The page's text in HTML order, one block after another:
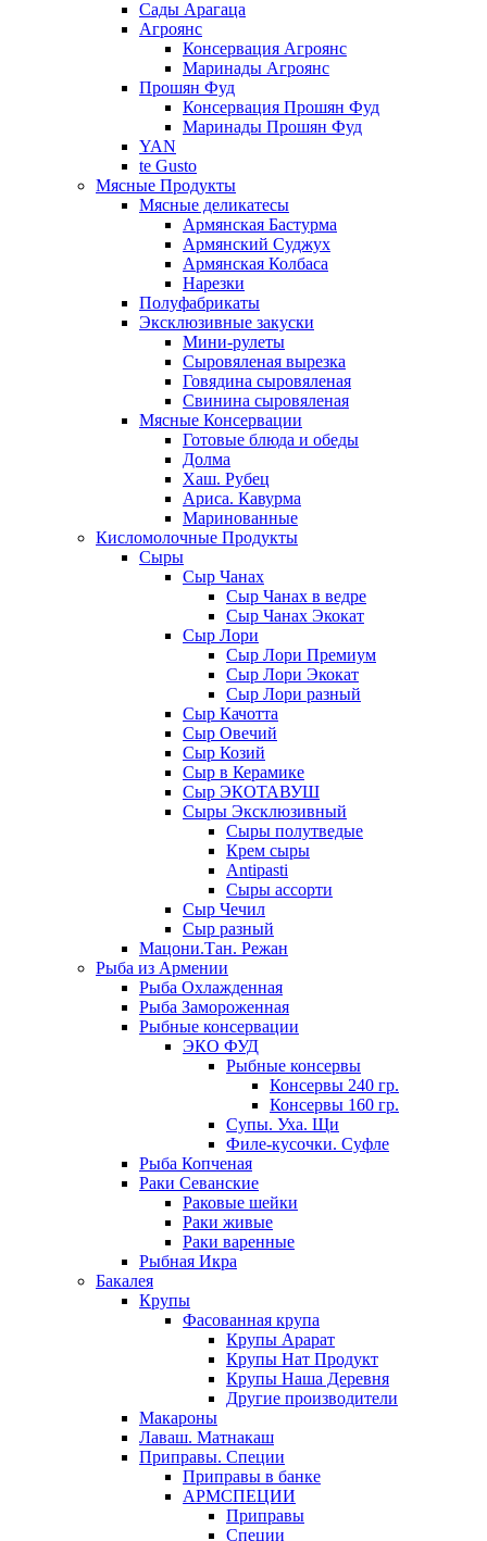
Сады Арагаца
Агроянс
Консервация Агроянс
Маринады Агроянс
Прошян Фуд
Консервация Прошян Фуд
Маринады Прошян Фуд
YAN
te Gusto
Мясные Продукты
Мясные деликатесы
Армянская Бастурма
Армянский Суджух
Армянская Колбаса
Нарезки
Полуфабрикаты
Эксклюзивные закуски
Мини-рулеты
Сыровяленая вырезка
Говядина сыровяленая
Свинина сыровяленая
Мясные Консервации
Готовые блюда и обеды
Долма
Хаш. Рубец
Ариса. Кавурма
Маринованные
Кисломолочные Продукты
Сыры
Сыр Чанах
Сыр Чанах в ведре
Сыр Чанах Экокат
Сыр Лори
Сыр Лори Премиум
Сыр Лори Экокат
Сыр Лори разный
Сыр Качотта
Сыр Овечий
Сыр Козий
Сыр в Керамике
Сыр ЭКОТАВУШ
Сыры Эксклюзивный
Сыры полутведые
Крем сыры
Antipasti
Сыры ассорти
Сыр Чечил
Сыр разный
Мацони.Тан. Режан
Рыба из Армении
Рыба Охлажденная
Рыба Замороженная
Рыбные консервации
ЭКО ФУД
Рыбные консервы
Консервы 240 гр.
Консервы 160 гр.
Супы. Уха. Щи
Филе-кусочки. Суфле
Рыба Копченая
Раки Севанские
Раковые шейки
Раки живые
Раки варенные
Рыбная Икра
Бакалея
Крупы
Фасованная крупа
Крупы Арарат
Крупы Нат Продукт
Крупы Наша Деревня
Другие производители
Макароны
Лаваш. Матнакаш
Приправы. Специи
Приправы в банке
АРМСПЕЦИИ
Приправы
Специи